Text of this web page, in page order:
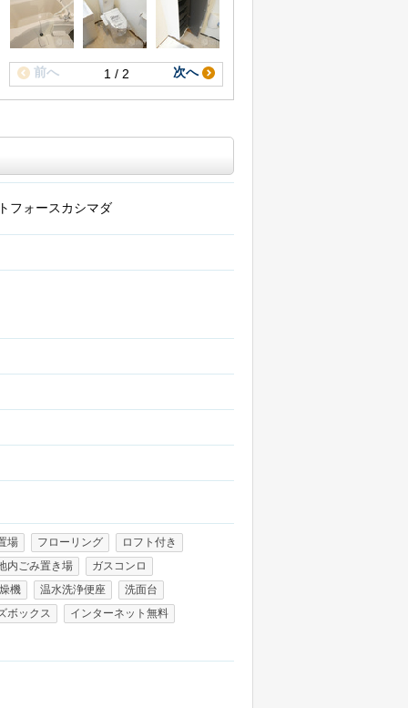
1 / 2
前へ 次へ
フォースカシマダ
場 フローリング
ロフト付き
内ごみ置き場
ガスコンロ
機
温水洗浄便座
洗面台
ボックス
インターネット無料